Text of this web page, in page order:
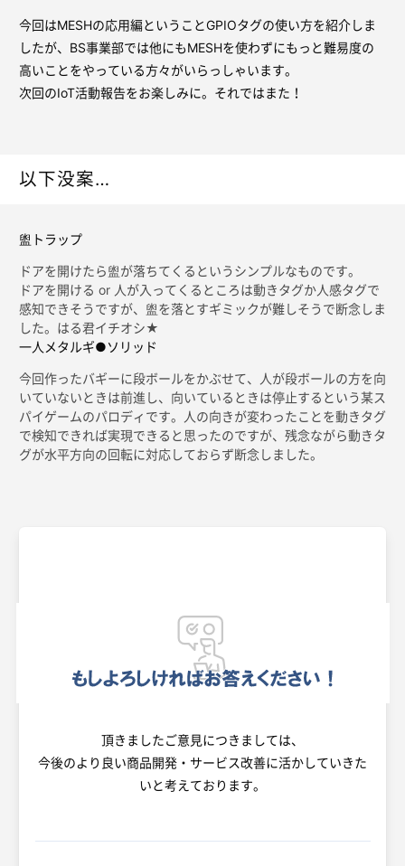
今回はMESHの応用編ということGPIOタグの使い方を紹介しま
したが、BS事業部では他にもMESHを使わずにもっと難易度の
高いことをやっている方々がいらっしゃいます。
次回のIoT活動報告をお楽しみに。それではまた！
以下没案…
盥トラップ
ドアを開けたら盥が落ちてくるというシンプルなものです。
ドアを開ける or 人が入ってくるところは動きタグか人感タグで
感知できそうですが、盥を落とすギミックが難しそうで断念しま
した。はる君イチオシ★
一人メタルギ●ソリッド
今回作ったバギーに段ボールをかぶせて、人が段ボールの方を向
いていないときは前進し、向いているときは停止するという某ス
パイゲームのパロディです。人の向きが変わったことを動きタグ
で検知できれば実現できると思ったのですが、残念ながら動きタ
グが水平方向の回転に対応しておらず断念しました。
頂きましたご意見につきましては、
今後のより良い商品開発・サービス改善に活かしていきた
いと考えております。